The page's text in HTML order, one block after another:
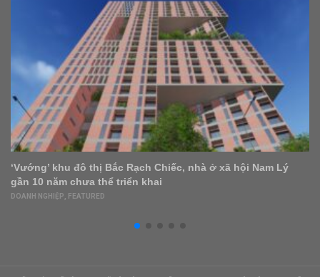
Siết tín dụng bất động sản: Doanh nghiệp tìm nguồn lực
tài chính
DOANH NGHIỆP FEATURED